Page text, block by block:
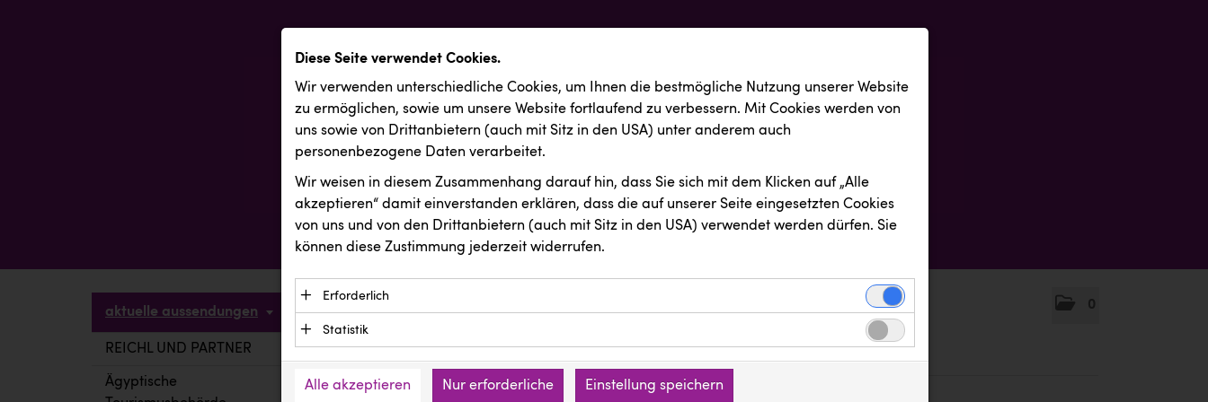
0
aktuelle aussendungen
REICHL UND PARTNER
Ägyptische
Diese Seite verwendet Cookies.
Wir verwenden unterschiedliche Cookies, um Ihnen die best­mögliche Nutzung unserer Website
zu ermöglichen, sowie um unsere Website fortlaufend zu verbessern. Mit Cookies werden von
uns sowie von Drittanbietern (auch mit Sitz in den USA) unter anderem auch
personenbezogene Daten verarbeitet.
Wir weisen in diesem Zusammenhang darauf hin, dass Sie sich mit dem Klicken auf „Alle
akzeptieren“ damit ein­ver­standen erklären, dass die auf unserer Seite eingesetzten Cookies
von uns und von den Drittanbietern (auch mit Sitz in den USA) verwendet werden dürfen. Sie
können diese Zustimmung jederzeit widerrufen.
Erforderlich
Essenzielle Cookies ermöglichen grundlegende Funktionen und sind für die einwandfreie
Funktion der Website erforderlich. Diese Cookies speichern keine personenbezogenen
Daten und werden an keine Dritten übermittelt.
Anbieter: Eigentümer der Website (Erstanbieter)
Statistik
verstehen, wie unsere Besucher unsere Website nutzen.
Alle akzeptieren Nur erforderliche Einstellung speichern